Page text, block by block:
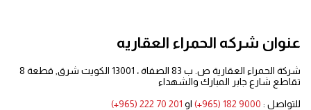
عنوان شركه الحمراء العقاريه
شركة الحمراء العقارية ص. ب 83 الصفاة ، 13001 الكويت شرق, قطعة 8
تقاطع شارع جابر المبارك والشهداء
للتواصل : (+965) 182 9000 او (+965) 222 70 201